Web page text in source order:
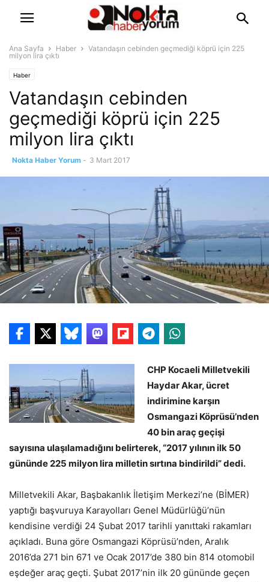
Ana Sayfa Haber
Vatandaşın cebinden geçmediği köprü için 225
milyon lira çıktı
Haber
Vatandaşın cebinden
geçmediği köprü için 225
milyon lira çıktı
Nokta Haber Yorum - 3 Mart 2017
CHP Kocaeli Milletvekili
Haydar Akar, ücret
indirimine karşın
Osmangazi Köprüsü’nden
40 bin araç geçişi
sayısına ulaşılamadığını belirterek, “2017 yılının ilk 50
gününde 225 milyon lira milletin sırtına bindirildi” dedi.
Milletvekili Akar, Başbakanlık İletişim Merkezi’ne (BİMER)
yaptığı başvuruya Karayolları Genel Müdürlüğü’nün
kendisine verdiği 24 Şubat 2017 tarihli yanıttaki rakamları
açıkladı. Buna göre Osmangazi Köprüsü’nden, Aralık
2016’da 271 bin 671 ve Ocak 2017’de 380 bin 814 otomobil
eşdeğer araç geçti. Şubat 2017’nin ilk 20 gününde geçen